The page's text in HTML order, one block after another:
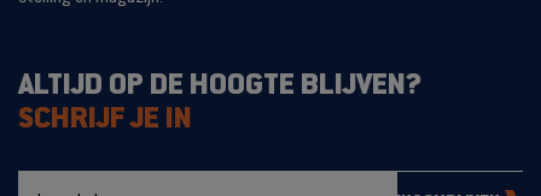
ALTIJD OP DE HOOGTE BLIJVEN?
SCHRIJF JE IN